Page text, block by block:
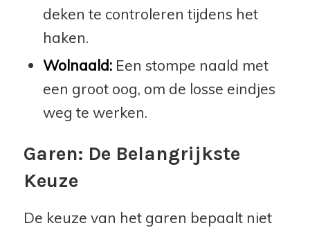
deken te controleren tijdens het
haken.
Wolnaald:Een stompe naald met
een groot oog, om de losse eindjes
weg te werken.
Garen: De Belangrijkste
Keuze
De keuze van het garen bepaalt niet